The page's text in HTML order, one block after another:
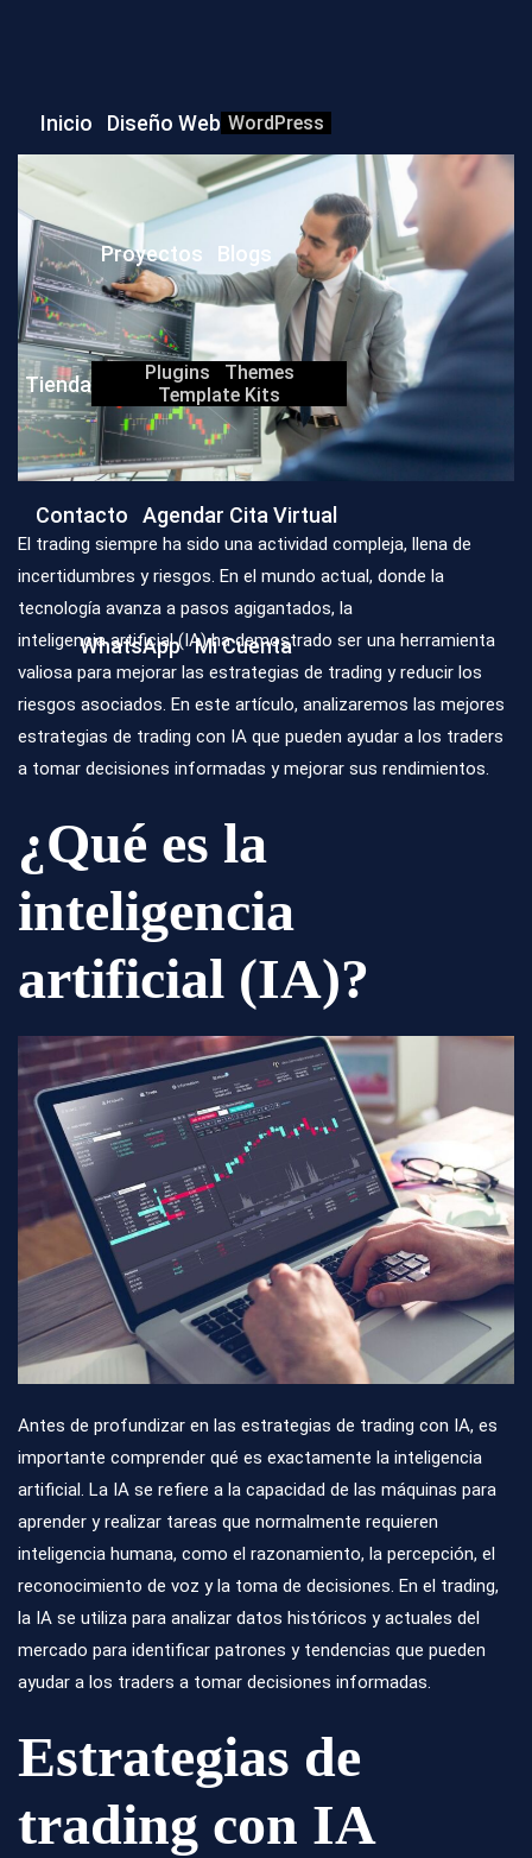
Inicio Diseño Web WordPress
Proyectos Blogs
Tienda Plugins
Themes
Template Kits
Contacto Agendar Cita Virtual
WhatsApp Mi Cuenta
El trading siempre ha sido una actividad compleja, llena de
incertidumbres y riesgos. En el mundo actual, donde la
tecnología avanza a pasos agigantados, la
inteligencia artificial (IA)ha demostrado ser una herramienta
valiosa para mejorar las estrategias de trading y reducir los
riesgos asociados. En este artículo, analizaremos las mejores
estrategias de trading con IA que pueden ayudar a los traders
a tomar decisiones informadas y mejorar sus rendimientos.
¿Qué es la
inteligencia
artificial (IA)?
Antes de profundizar en las estrategias de trading con IA, es
importante comprender qué es exactamente la inteligencia
artificial. La IA se refiere a la capacidad de las máquinas para
aprender y realizar tareas que normalmente requieren
inteligencia humana, como el razonamiento, la percepción, el
reconocimiento de voz y la toma de decisiones. En el trading,
la IA se utiliza para analizar datos históricos y actuales del
mercado para identificar patrones y tendencias que pueden
ayudar a los traders a tomar decisiones informadas.
Estrategias de
trading con IA